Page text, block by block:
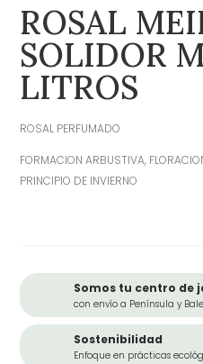
ROSAL
SOLIDOR
LITROS
ROSAL PERFUMADO
FORMACION ARBUSTIVA,
PRINCIPIO DE INVIERNO
Somos tu centro de
con envío a Península y
Sostenibilidad
Enfoque en prácticas